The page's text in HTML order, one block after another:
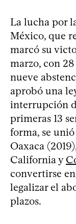
La lucha por
México, que
marcó su
marzo, con
nueve
aprobó una
interrupción
primeras 13
forma, se
Oaxaca
California y
convertirse
legalizar el
plazos.